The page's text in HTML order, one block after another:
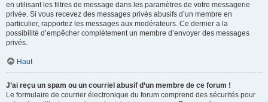
en utilisant les filtres de message dans les paramètres de votre messagerie
privée. Si vous recevez des messages privés abusifs d’un membre en
particulier, rapportez les messages aux modérateurs. Ce dernier a la
possibilité d’empêcher complètement un membre d’envoyer des messages
privés.
Haut
J’ai reçu un spam ou un courriel abusif d’un membre de ce forum !
Le formulaire de courrier électronique du forum comprend des sécurités pour